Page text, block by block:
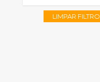
LIMPAR FILTRO